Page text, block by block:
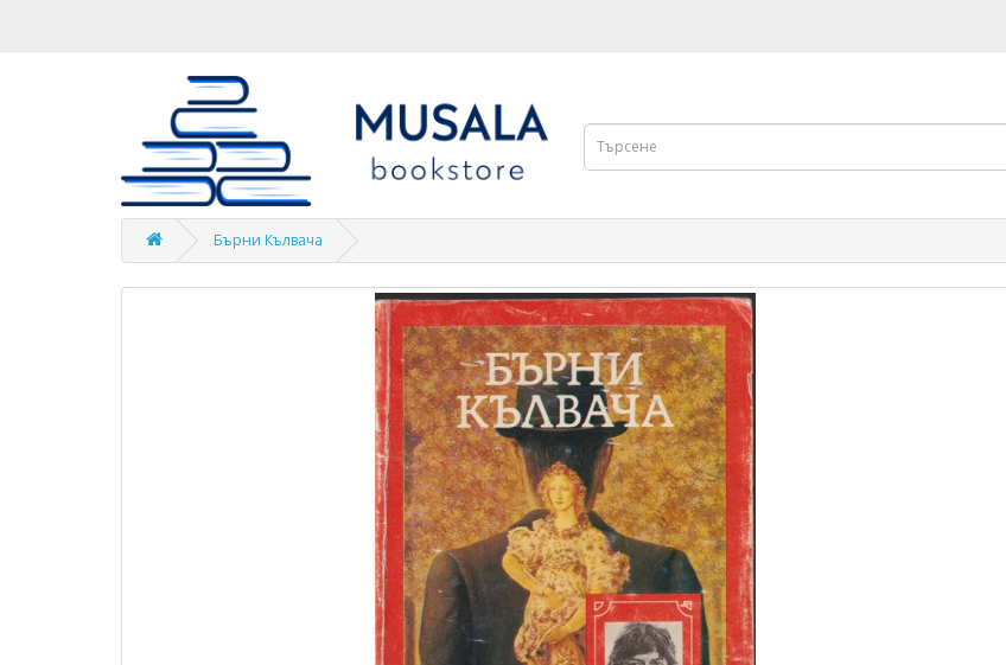
Бърни Кълвача